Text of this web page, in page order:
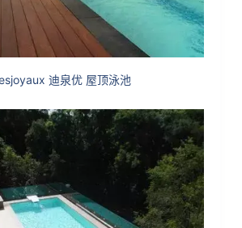
迪泉优 屋顶泳池